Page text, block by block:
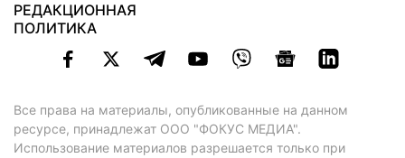
РЕДАКЦИОННАЯ
ПОЛИТИКА
Все права на материалы, опубликованные на данном
ресурсе, принадлежат ООО "ФОКУС МЕДИА".
Использование материалов разрешается только при